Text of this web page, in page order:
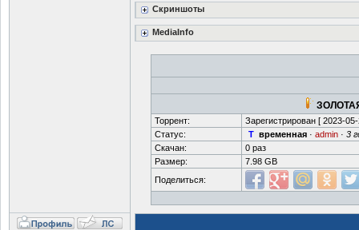
Скриншоты
MediaInfo
Торрент: Зарегистрирован [ 2023-
Статус:
T временная · admin · 3
Скачан:
0 раз
Размер:
7.98 GB
Поделиться: